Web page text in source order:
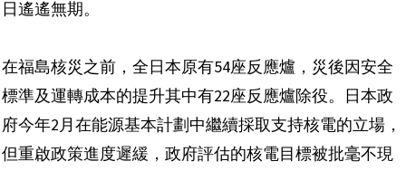
日遙遙無期。
在福島核災之前，全日本原有54座反應爐，災後因安全
標準及運轉成本的提升其中有22座反應爐除役。日本政
府今年2月在能源基本計劃中繼續採取支持核電的立場，
但重啟政策進度遲緩，政府評估的核電目標被批毫不現